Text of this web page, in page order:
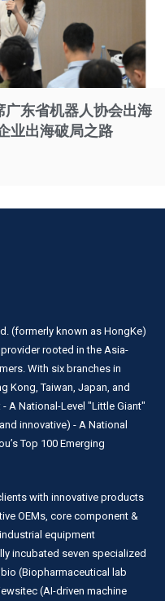
广东省机器人协会出海
业出海破局之路
(formerly known as HongKe)
rooted in the Asia-
With six branches in
Kong, Taiwan, Japan, and
A National-Level "Little Giant"
innovative) - A National
Top 100 Emerging
with innovative products
OEMs, core component &
equipment
incubated seven specialized
(Biopharmaceutical lab
(AI-driven machine